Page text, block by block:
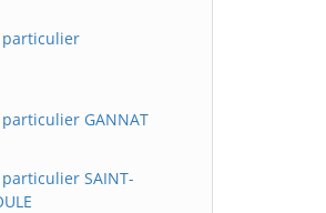
GANNAT
SAINT-